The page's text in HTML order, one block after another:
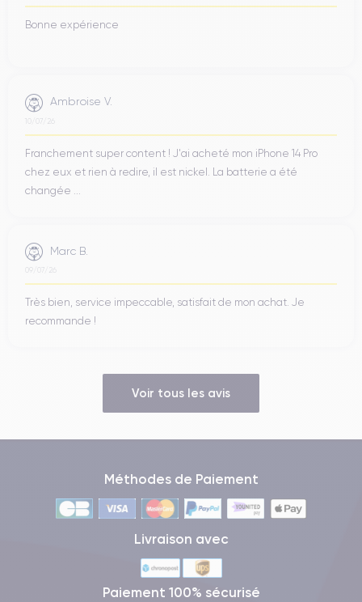
Bonne expérience
Ambroise V.
10/07/26
Franchement super content ! J'ai acheté mon iPhone 14 Pro
chez eux et rien à redire, il est nickel. La batterie a été
changée ...
Marc B.
09/07/26
Très bien, service impeccable, satisfait de mon achat. Je
recommande !
Voir tous les avis
Méthodes de Paiement
Livraison avec
Paiement 100% sécurisé